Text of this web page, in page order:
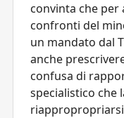
convinta che
confronti del
un mandato dal
anche
confusa di
specialistico che